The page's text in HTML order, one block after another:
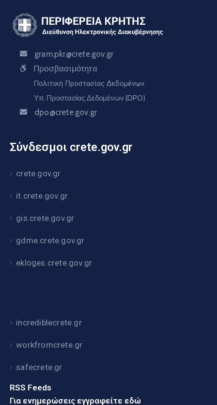
gram.pkr@crete.gov.gr
Προσβασιμότητα
Πολιτική Προστασίας Δεδομένων
Υπ. Προστασίας Δεδομένων (DPO)
dpo@crete.gov.gr
Σύνδεσμοι crete.gov.gr
crete.gov.gr
it.crete.gov.gr
gis.crete.gov.gr
gdme.crete.gov.gr
ekloges.crete.gov.gr
incrediblecrete.gr
workfromcrete.gr
safecrete.gr
RSS Feeds
Για ενημερώσεις εγγραφείτε εδώ